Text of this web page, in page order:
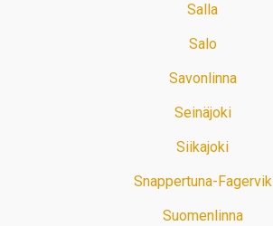
Salla
Salo
Savonlinna
Seinäjoki
Siikajoki
Snappertuna-Fagervik
Suomenlinna